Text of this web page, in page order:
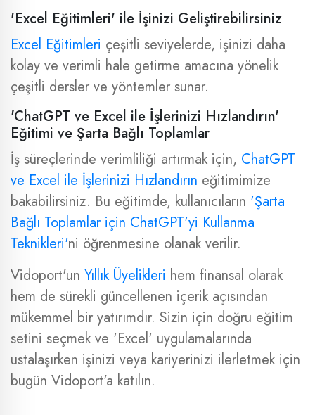
'Excel Eğitimleri' ile İşinizi Geliştirebilirsiniz
Excel Eğitimleri çeşitli seviyelerde, işinizi daha
kolay ve verimli hale getirme amacına yönelik
çeşitli dersler ve yöntemler sunar.
'ChatGPT ve Excel ile İşlerinizi Hızlandırın'
Eğitimi ve Şarta Bağlı Toplamlar
İş süreçlerinde verimliliği artırmak için, ChatGPT
ve Excel ile İşlerinizi Hızlandırın eğitimimize
bakabilirsiniz. Bu eğitimde, kullanıcıların 'Şarta
Bağlı Toplamlar için ChatGPT'yi Kullanma
Teknikleri'ni öğrenmesine olanak verilir.
Vidoport'un Yıllık Üyelikleri hem finansal olarak
hem de sürekli güncellenen içerik açısından
mükemmel bir yatırımdır. Sizin için doğru eğitim
setini seçmek ve 'Excel' uygulamalarında
ustalaşırken işinizi veya kariyerinizi ilerletmek için
bugün Vidoport'a katılın.